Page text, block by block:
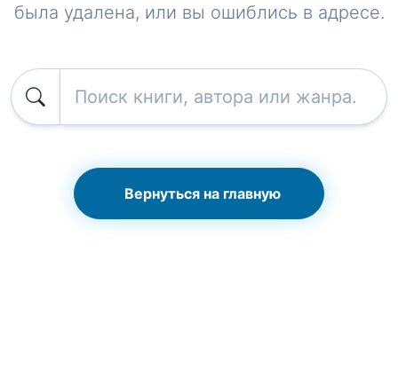
была удалена, или вы ошиблись в адресе.
Вернуться на главную